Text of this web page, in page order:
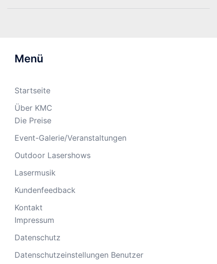
Menü
Startseite
Über KMC
Die Preise
Event-Galerie/Veranstaltungen
Outdoor Lasershows
Lasermusik
Kundenfeedback
Kontakt
Impressum
Datenschutz
Datenschutzeinstellungen Benutzer